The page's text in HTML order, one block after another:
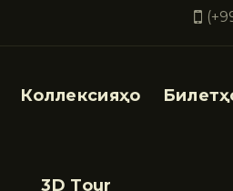
Коллексияҳо
3D Tour